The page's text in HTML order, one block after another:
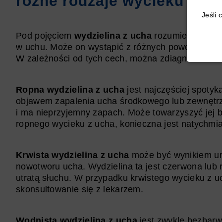
Jeśli
Pod pojęciem wydzielina z ucha rozumie się
w uchu. Może on wystąpić z różnych powodów i
W zależności od tych cech, można zdiagnozować
Ropna wydzielina z uchajest najczęściej
objawem zapalenia ucha środkowego lub
i ma nieprzyjemny zapach. Może towarzyszyć jej
ropnego wycieku z ucha, konieczna jest
Krwista wydzielina z ucha może być wynikiem
nowotworu ucha. Wydzielina ta jest czerwona
utratą słuchu. W przypadku krwistego wycieku z
skonsultowanie się z lekarzem.